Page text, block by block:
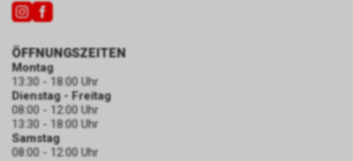
ÖFFNUNGSZEITEN
Montag
13:30 - 18:00 Uhr
Dienstag - Freitag
08:00 - 12:00 Uhr
13:30 - 18:00 Uhr
Samstag
08:00 - 12:00 Uhr